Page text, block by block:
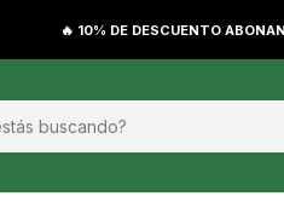
🔥 10% DE DESCUENTO